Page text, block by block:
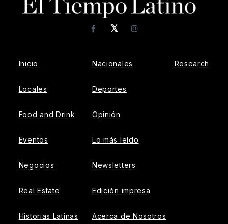
𝕏
FacebookInstagram
Inicio
Locales
Food and Drink
Eventos
Negocios
Real Estate
Historias Latinas
Nacionales
Deportes
Opinión
Lo más leído
Newsletters
Edición impresa
Acerca de Nosotros
Research